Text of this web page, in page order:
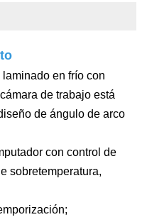
en frío con
de trabajo está
de ángulo de arco
con control de
sobretemperatura,